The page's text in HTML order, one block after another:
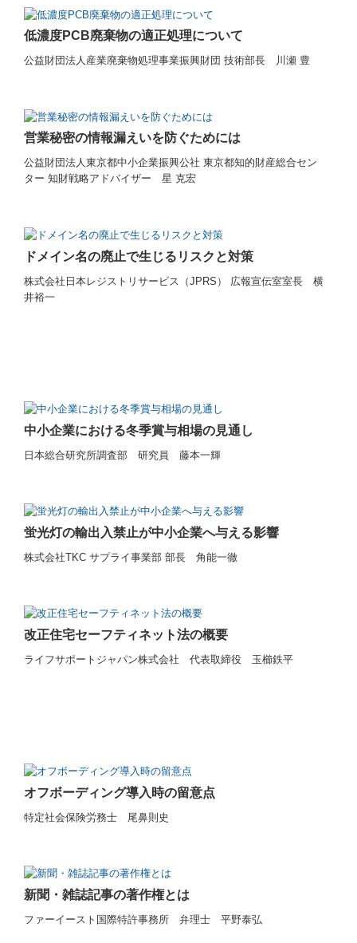
低濃度PCB廃棄物の適正処理について
公益財団法人産業廃棄物処理事業振興財団 技術部長 川瀬 豊
営業秘密の情報漏えいを防ぐためには
公益財団法人東京都中小企業振興公社 東京都知的財産総合セン
ター 知財戦略アドバイザー 星 克宏
ドメイン名の廃止で生じるリスクと対策
株式会社日本レジストリサービス（JPRS） 広報宣伝室室長 横
井裕一
中小企業における冬季賞与相場の見通し
日本総合研究所調査部 研究員 藤本一輝
蛍光灯の輸出入禁止が中小企業へ与える影響
株式会社TKC サプライ事業部 部長 角能一徹
改正住宅セーフティネット法の概要
ライフサポートジャパン株式会社 代表取締役 玉櫛鉄平
オフボーディング導入時の留意点
特定社会保険労務士 尾鼻則史
新聞・雑誌記事の著作権とは
ファーイースト国際特許事務所 弁理士 平野泰弘